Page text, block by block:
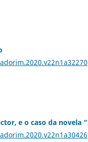
e o caso da novela